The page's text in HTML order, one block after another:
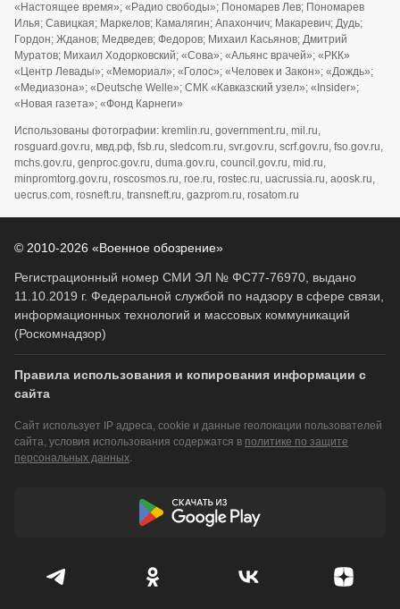
«Настоящее время»; «Радио свободы»; Пономарев Лев; Пономарев
Илья; Савицкая; Маркелов; Камалягин; Апахончич; Макаревич; Дудь;
Гордон; Жданов; Медведев; Федоров; Михаил Касьянов; Дмитрий
Муратов; Михаил Ходорковский; «Сова»; «Альянс врачей»; «РКК»
«Центр Левады»; «Мемориал»; «Голос»; «Человек и Закон»; «Дождь»;
«Медиазона»; «Deutsche Welle»; СМК «Кавказский узел»; «Insider»;
«Новая газета»; «Фонд Карнеги»
Использованы фотографии: kremlin.ru, government.ru, mil.ru,
rosguard.gov.ru, мвд.рф, fsb.ru, sledcom.ru, svr.gov.ru, scrf.gov.ru, fso.gov.ru,
mchs.gov.ru, genproc.gov.ru, duma.gov.ru, council.gov.ru, mid.ru,
minpromtorg.gov.ru, roscosmos.ru, roe.ru, rostec.ru, uacrussia.ru, aoosk.ru,
uecrus.com, rosneft.ru, transneft.ru, gazprom.ru, rosatom.ru
© 2010-2026 «Военное обозрение»
Регистрационный номер СМИ ЭЛ № ФС77-76970, выдано
11.10.2019 г. Федеральной службой по надзору в сфере связи,
информационных технологий и массовых коммуникаций
(Роскомнадзор)
Правила использования и копирования информации с
сайта
Сайт использует IP адреса, cookie и данные геолокации пользователей
сайта, условия использования содержатся в политике по защите
персональных данных.